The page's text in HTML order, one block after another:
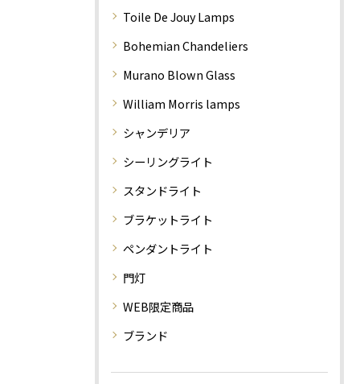
Toile De Jouy Lamps
Bohemian Chandeliers
Murano Blown Glass
William Morris lamps
シャンデリア
シーリングライト
スタンドライト
ブラケットライト
ペンダントライト
門灯
WEB限定商品
ブランド